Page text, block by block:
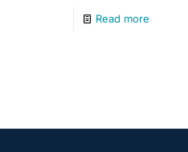
Read more